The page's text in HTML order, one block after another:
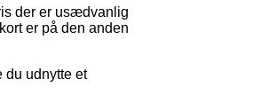
der er usædvanlig
er på den anden
du udnytte et